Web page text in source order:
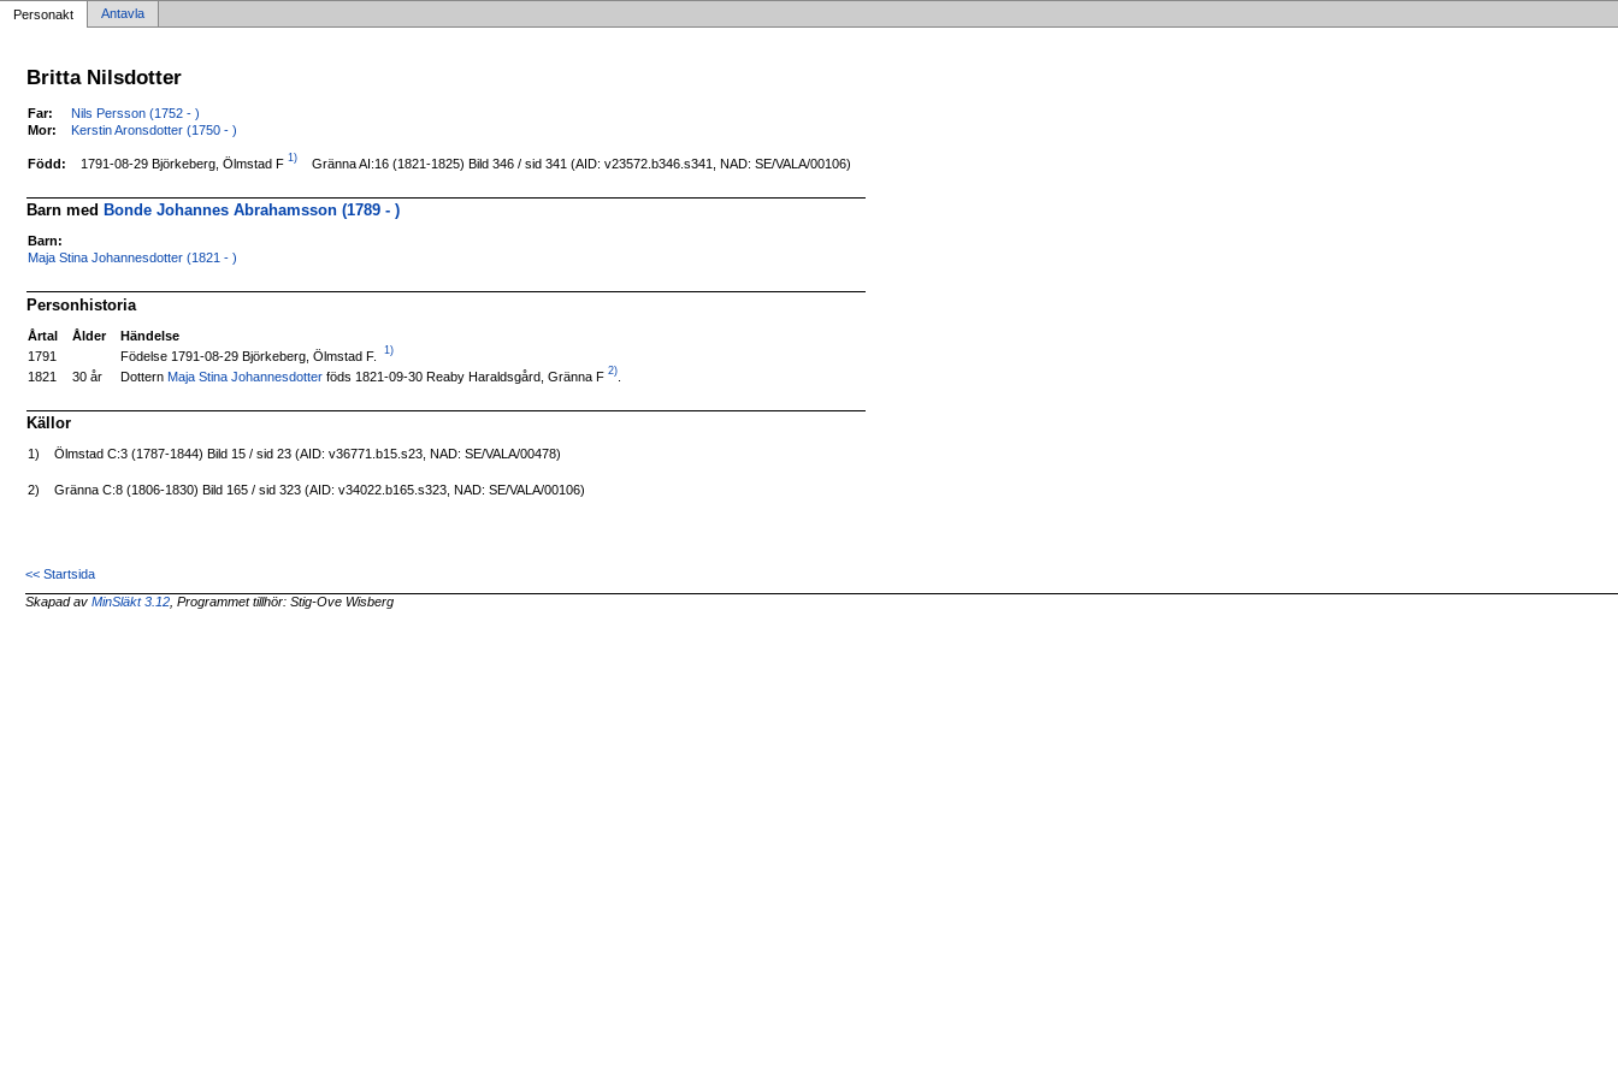
Personakt Antavla
Britta Nilsdotter
Far:
Nils Persson (1752 - )
Mor:
Kerstin Aronsdotter (1750 - )
Född: 1791-08-29 Björkeberg, Ölmstad F 1) Gränna AI:16 (1821-1825) Bild 346 / sid 341 (AID: v23572.b346.s341, NAD: SE/VALA/00106)
Barn med Bonde Johannes Abrahamsson (1789 - )
Barn:
Maja Stina Johannesdotter (1821 - )
Personhistoria
Årtal Ålder
Händelse
1791
Födelse 1791-08-29 Björkeberg, Ölmstad F. 1)
1821 30 år DotternMaja Stina Johannesdotter föds 1821-09-30 Reaby Haraldsgård, Gränna F 2)
Källor
1) Ölmstad C:3 (1787-1844) Bild 15 / sid 23 (AID: v36771.b15.s23, NAD: SE/VALA/00478)
2) Gränna C:8 (1806-1830) Bild 165 / sid 323 (AID: v34022.b165.s323, NAD: SE/VALA/00106)
<< Startsida
Skapad avMinSläkt 3.12 , Programmet tillhör: Stig-Ove Wisberg